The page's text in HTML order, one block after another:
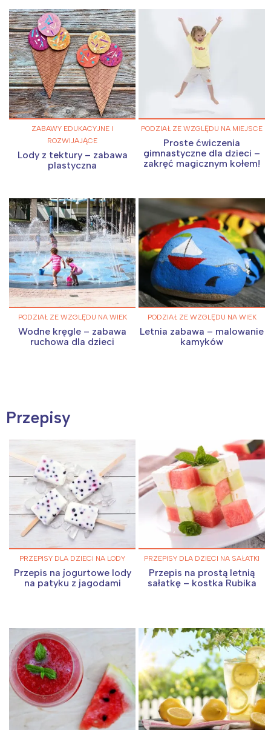
ZABAWY EDUKACYJNE I
ROZWIJAJĄCE
Lody z tektury – zabawa
plastyczna
PODZIAŁ ZE WZGLĘDU NA MIEJSCE
Proste ćwiczenia
gimnastyczne dla dzieci –
zakręć magicznym kołem!
PODZIAŁ ZE WZGLĘDU NA WIEK
Wodne kręgle – zabawa
ruchowa dla dzieci
PODZIAŁ ZE WZGLĘDU NA WIEK
Letnia zabawa – malowanie
kamyków
Przepisy
PRZEPISY DLA DZIECI NA LODY
Przepis na jogurtowe lody
na patyku z jagodami
PRZEPISY DLA DZIECI NA SAŁATKI
Przepis na prostą letnią
sałatkę – kostka Rubika